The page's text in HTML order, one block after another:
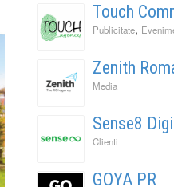
Touch
Publicitate,
Zenith
Media
Sense8
Clienti
GOYA PR